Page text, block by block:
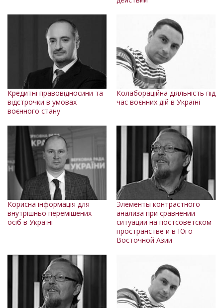
Кредитні правовідносини та
відстрочки в умовах
воєнного стану
Колабораційна діяльність під
час воєнних дій в Україні
Корисна інформація для
внутрішньо перемішених
осіб в Україні
Элементы контрастного
анализа при сравнении
ситуации на постсоветском
пространстве и в Юго-
Восточной Азии